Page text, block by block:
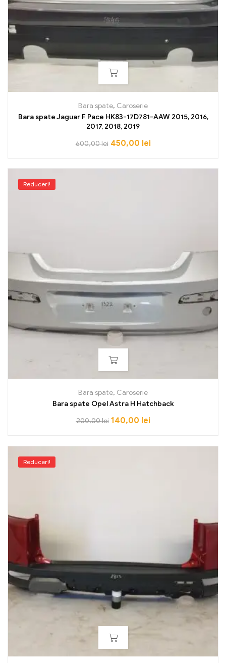
Bara spate, Caroserie
Bara spate Jaguar F Pace HK83-17D781-AAW 2015, 2016,
2017, 2018, 2019
600,00lei 450,00 lei
Reduceri!
Bara spate, Caroserie
Bara spate Opel Astra H Hatchback
200,00lei 140,00 lei
Reduceri!